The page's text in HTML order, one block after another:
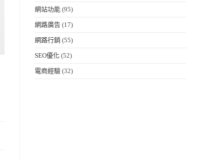
網站功能 (95)
網路廣告 (17)
網路行銷 (55)
SEO優化 (52)
電商經驗 (32)